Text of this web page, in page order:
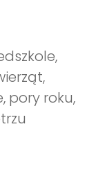
pory roku,